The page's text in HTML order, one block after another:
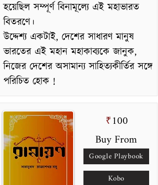
হয়েছিল সম্পূর্ণ বিনামূল্যে এই মহাভারত
বিতরণে।
উদ্দেশ্য একটাই, দেশের সাধারণ মানুষ
ভারতের এই মহান মহাকাব্যকে জানুক,
নিজের দেশের অসামান্য সাহিত্যকীর্তির সঙ্গে
পরিচিত হোক !
₹100
Buy From
Google Playbook
Kobo